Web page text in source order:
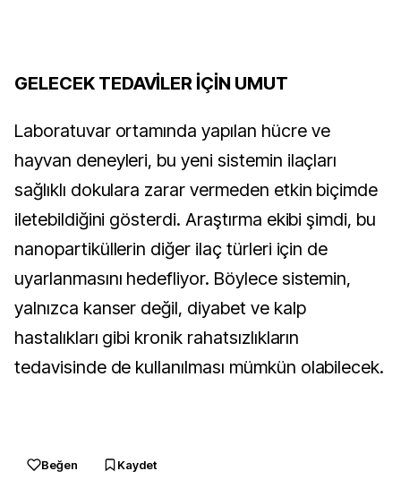
GELECEK TEDAVİLER İÇİN UMUT
Laboratuvar ortamında yapılan hücre ve
hayvan deneyleri, bu yeni sistemin ilaçları
sağlıklı dokulara zarar vermeden etkin biçimde
iletebildiğini gösterdi. Araştırma ekibi şimdi, bu
nanopartiküllerin diğer ilaç türleri için de
uyarlanmasını hedefliyor. Böylece sistemin,
yalnızca kanser değil, diyabet ve kalp
hastalıkları gibi kronik rahatsızlıkların
tedavisinde de kullanılması mümkün olabilecek.
Beğen Kaydet